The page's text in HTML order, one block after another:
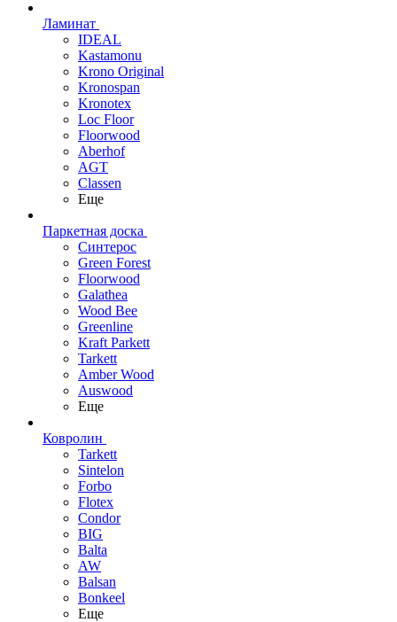
Ламинат
IDEAL
Kastamonu
Krono Original
Kronospan
Kronotex
Loc Floor
Floorwood
Aberhof
AGT
Classen
Еще
Паркетная доска
Синтерос
Green Forest
Floorwood
Galathea
Wood Bee
Greenline
Kraft Parkett
Tarkett
Amber Wood
Auswood
Еще
Ковролин
Tarkett
Sintelon
Forbo
Flotex
Condor
BIG
Balta
AW
Balsan
Bonkeel
Еще